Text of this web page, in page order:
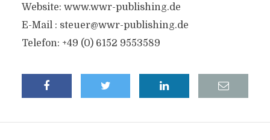
Website: www.wwr-publishing.de
E-Mail : steuer@wwr-publishing.de
Telefon: +49 (0) 6152 9553589